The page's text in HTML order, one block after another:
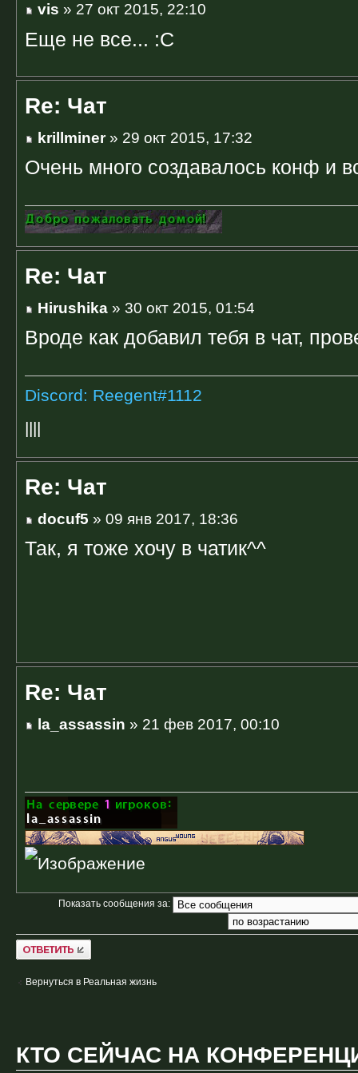
vis » 27 окт 2015, 22:10
Еще не все... :C
Re: Чат
krillminer» 29 окт 2015, 17:32
Очень много создавалось конф и
Re: Чат
Hirushika » 30 окт 2015, 01:54
Вроде как добавил тебя в чат,
Discord: Reegent#1112
||||
Re: Чат
docuf5 » 09 янв 2017, 18:36
Так, я тоже хочу в чатик^^
Re: Чат
la_assassin » 21 фев 2017, 00:10
Показать сообщения за:
Ответить
Вернуться в Реальная жизнь
КТО СЕЙЧАС НА